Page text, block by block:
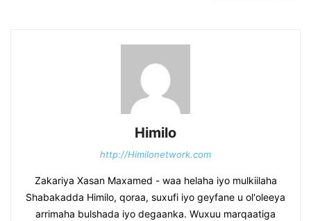
Himilo
http://Himilonetwork.com
Zakariya Xasan Maxamed - waa helaha iyo mulkiilaha
Shabakadda Himilo, qoraa, suxufi iyo geyfane u ol'oleeya
arrimaha bulshada iyo degaanka. Wuxuu marqaatiga